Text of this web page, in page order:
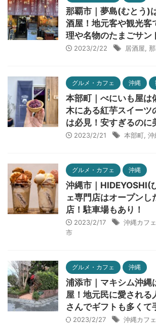
那覇市｜夢島(むとう)
酒屋！地元客や観光客
理や名物のたまごサン
2023/2/22 居酒屋
グルメ・カフェ 沖縄
本部町｜べにいも屋は
木にある紅芋スイーツ
は必見！安すぎるのに
2023/2/21 本部町 沖
グルメ・カフェ 沖縄
沖縄市｜HIDEYOSHI(
ェ専門店はオープンし
店！駐車場もあり！
2023/2/17 沖縄カフェ
市
グルメ・カフェ 沖縄
浦添市｜マキシム沖縄
屋！地元民に愛される
さんでギフトも多く
2023/2/27 沖縄カフェ